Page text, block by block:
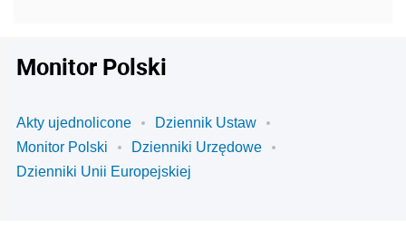
Monitor Polski
Akty ujednolicone
Dziennik Ustaw
Monitor Polski
Dzienniki Urzędowe
Dzienniki Unii Europejskiej